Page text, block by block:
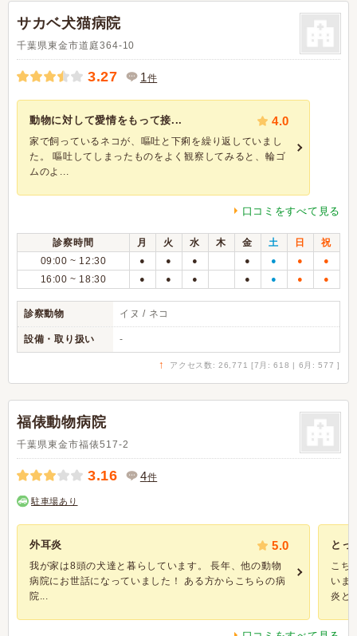
サカベ犬猫病院
千葉県東金市道庭364-10
3.27 1件
動物に対して愛情をもって接... 4.0
家で飼っているネコが、嘔吐と下痢を繰り返していまし
た。 嘔吐してしまったものをよく観察してみると、輪ゴ
ムのよ...
口コミをすべて見る
診察時間 月 火 水 木 金 土 日
祝
09:00 ~ 12:30
● ● ● ● ● ● ●
16:00 ~ 18:30 ● ● ● ● ● ● ●
診察動物 イヌ / ネコ
設備・取り扱い -
↑ アクセス数: 26,771 [7月: 618 | 6月: 577 ]
福俵動物病院
千葉県東金市福俵517-2
3.16 4件
駐車場あり
外耳炎 5.0
我が家は8頭の犬達と暮らしています。 長年、他の動物
病院にお世話になっていました！ ある方からこちらの病
院...
とっ
こち
いま
炎と